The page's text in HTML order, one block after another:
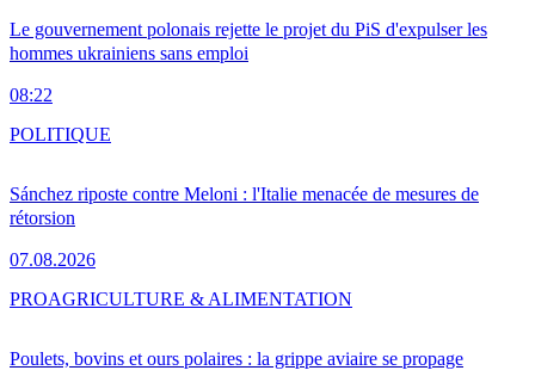
Le gouvernement polonais rejette le projet du PiS d'expulser les
hommes ukrainiens sans emploi
08:22
Sánchez riposte contre Meloni : l'Italie menacée de mesures de
rétorsion
07.08.2026
POLITIQUE
Poulets, bovins et ours polaires : la grippe aviaire se propage
PROAGRICULTURE & ALIMENTATION